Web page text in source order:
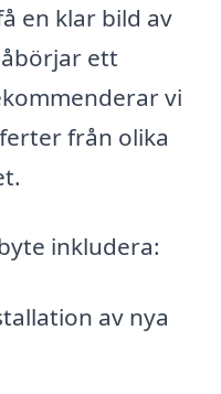
en klar bild av
ett
vi
från olika
inkludera:
av nya